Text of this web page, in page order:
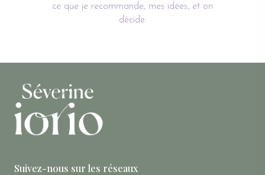
ce que je recommande, mes idées, et on
décide.
Quelques articles au hazard...
habits de createurs locaux
habits authentiques. Optez pour une mode
Suivez-nous sur les réseaux